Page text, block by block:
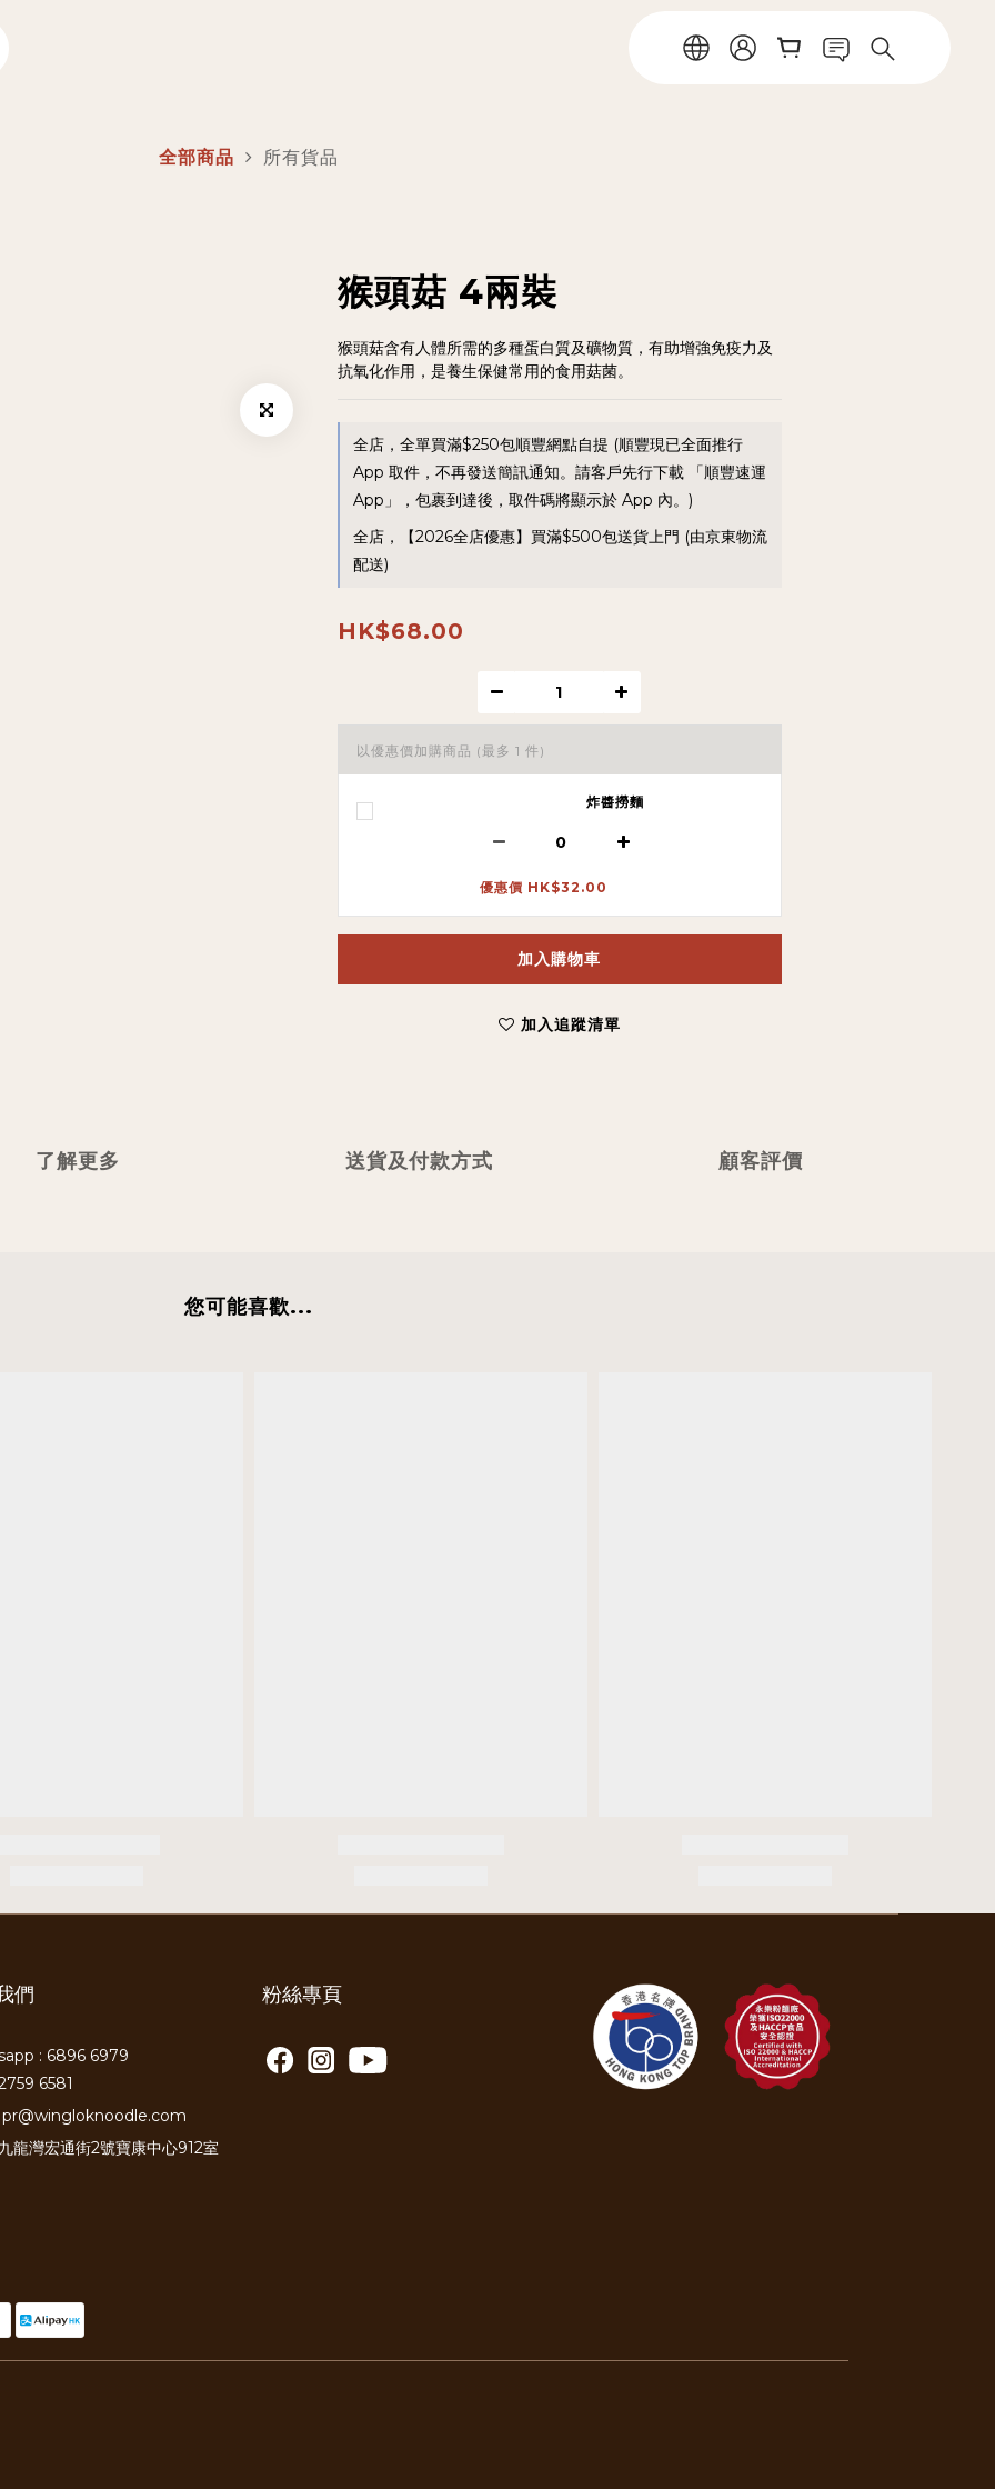
全部商品 所有貨品
猴頭菇 4兩裝
猴頭菇含有人體所需的多種蛋白質及礦物質，有助增強免疫力及
抗氧化作用，是養生保健常用的食用菇菌。
全店，全單買滿$250包順豐網點自提 (順豐現已全面推行
App 取件，不再發送簡訊通知。請客戶先行下載 「順豐速運
App」，包裹到達後，取件碼將顯示於 App 內。)
全店，【2026全店優惠】買滿$500包送貨上門 (由京東物流
配送)
HK$68.00
以優惠價加購商品 (最多 1 件)
炸醬撈麵
優惠價 HK$32.00
加入購物車
加入追蹤清單
了解更多 送貨及付款方式 顧客評價
您可能喜歡...
們
: 6896 6979
6581
pr@wingloknoodle.com
龍灣宏通街2號寶康中心912室
粉絲專頁